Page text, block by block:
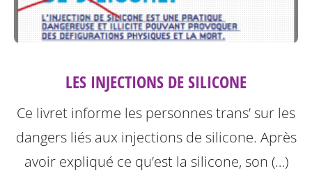
LES INJECTIONS DE SILICONE
Ce livret informe les personnes trans’ sur les
dangers liés aux injections de silicone. Après
avoir expliqué ce qu’est la silicone, son (…)